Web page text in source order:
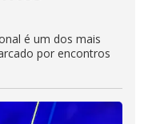
é um dos mais
por encontros